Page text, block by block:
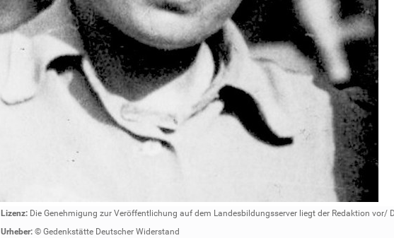
Z
e
Lizenz:Die Genehmigung zur Veröffentlichung auf dem Landesbildungsserver liegt der Redaktion vor/
Urheber:© Gedenkstätte Deutscher Widerstand